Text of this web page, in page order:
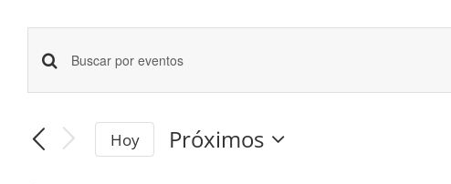
Navegación
de
búsqueda
Introduce
palabra
clave.
Hoy
Próximos